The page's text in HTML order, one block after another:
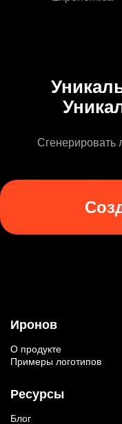
Сгенерировать
Иронов
О продукте
Примеры логотипов
Ресурсы
Блог